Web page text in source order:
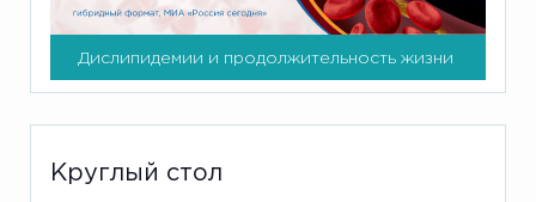
Дислипидемии и продолжительность жизни
Круглый стол